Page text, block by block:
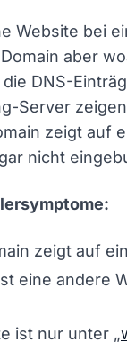
Website bei
aber
DNS-
Server
zeigt auf
nicht
zeigt auf
eine andere
ist nur unter „